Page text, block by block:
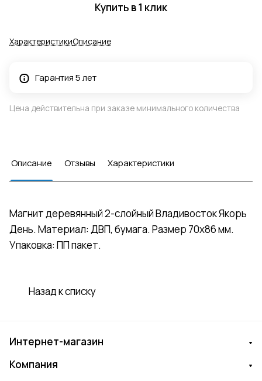
Купить в 1 клик
ХарактеристикиОписание
Гарантия 5 лет
Цена действительна при заказе минимального количества
Описание Отзывы Характеристики
Магнит деревянный 2-слойный Владивосток Якорь
День. Материал: ДВП, бумага. Размер 70х86 мм.
Упаковка: ПП пакет.
Назад к списку
Интернет-магазин
Компания